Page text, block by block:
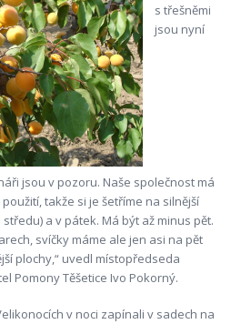
s třešněmi
jsou nyní
jsou v pozoru. Naše společnost má
takže si je šetříme na silnější
a v pátek. Má být až minus pět.
svíčky máme ale jen asi na pět
plochy,“ uvedl místopředseda
Pomony Těšetice Ivo Pokorný.
v noci zapínali v sadech na